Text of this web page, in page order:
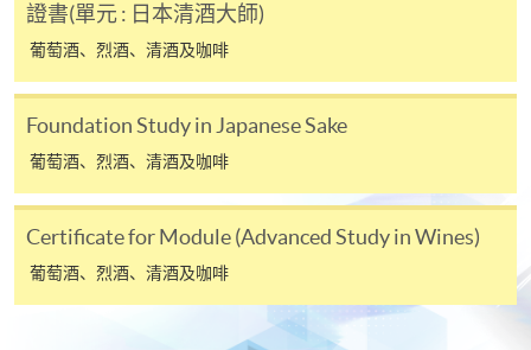
(「通知」)，請填妥有關「通知」，並親往報名中
心或以郵遞方式，遞交「通知」及繳交所需費用。
何疑問，請詳閱個別課程資料，或聯絡有關課程負責
人或報名中心。
課程/科目報名注意事項:
選用網上報名服務必須在已接駁互聯網及支援
JavaScript程式瀏覽器的電腦上進行。建議選用
Google Chrome瀏覽器。
證書(單元 : 日本清酒大師)
葡萄酒、烈酒、清酒及咖啡
Foundation Study in Japanese Sake
葡萄酒、烈酒、清酒及咖啡
Certificate for Module (Advanced Study in Wines)
葡萄酒、烈酒、清酒及咖啡